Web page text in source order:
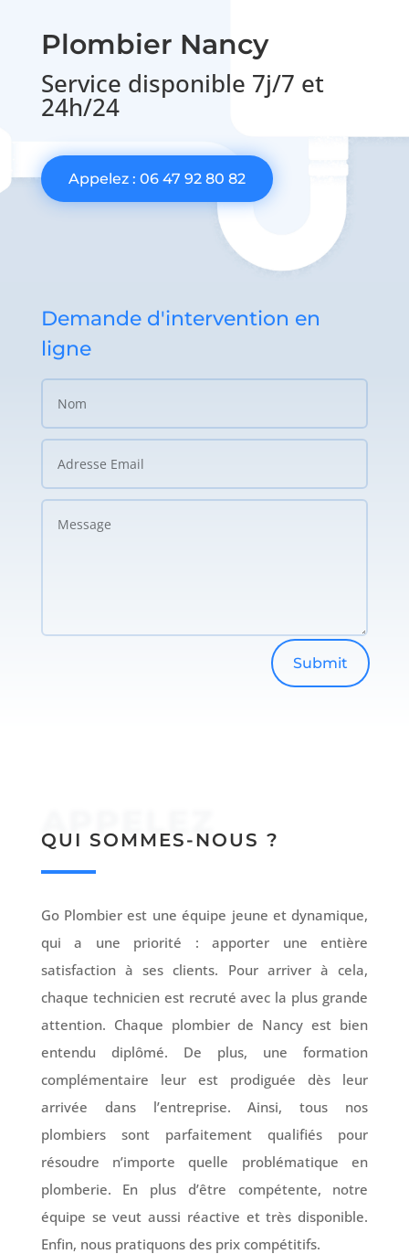
Plombier Nancy
Service disponible 7j/7 et
24h/24
Appelez : 06 47 92 80 82
Demande d'intervention en
ligne
Submit
APPELEZ
QUI SOMMES-NOUS ?
Go Plombier est une équipe jeune et dynamique,
qui a une priorité : apporter une entière
satisfaction à ses clients. Pour arriver à cela,
chaque technicien est recruté avec la plus grande
attention. Chaque plombier de Nancy est bien
entendu diplômé. De plus, une formation
complémentaire leur est prodiguée dès leur
arrivée dans l’entreprise. Ainsi, tous nos
plombiers sont parfaitement qualifiés pour
résoudre n’importe quelle problématique en
plomberie. En plus d’être compétente, notre
équipe se veut aussi réactive et très disponible.
Enfin, nous pratiquons des prix compétitifs.